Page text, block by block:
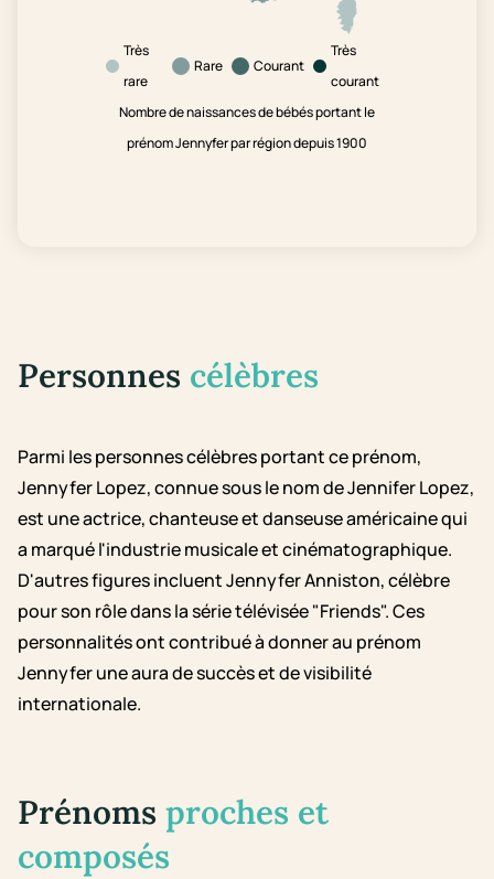
Très
rare
Rare Courant
Très
courant
Nombre de naissances de bébés portant le
prénom Jennyfer par région depuis 1900
Personnes célèbres
Parmi les personnes célèbres portant ce prénom,
Jennyfer Lopez, connue sous le nom de Jennifer Lopez,
est une actrice, chanteuse et danseuse américaine qui
a marqué l'industrie musicale et cinématographique.
D'autres figures incluent Jennyfer Anniston, célèbre
pour son rôle dans la série télévisée "Friends". Ces
personnalités ont contribué à donner au prénom
Jennyfer une aura de succès et de visibilité
internationale.
Prénoms proches et
composés